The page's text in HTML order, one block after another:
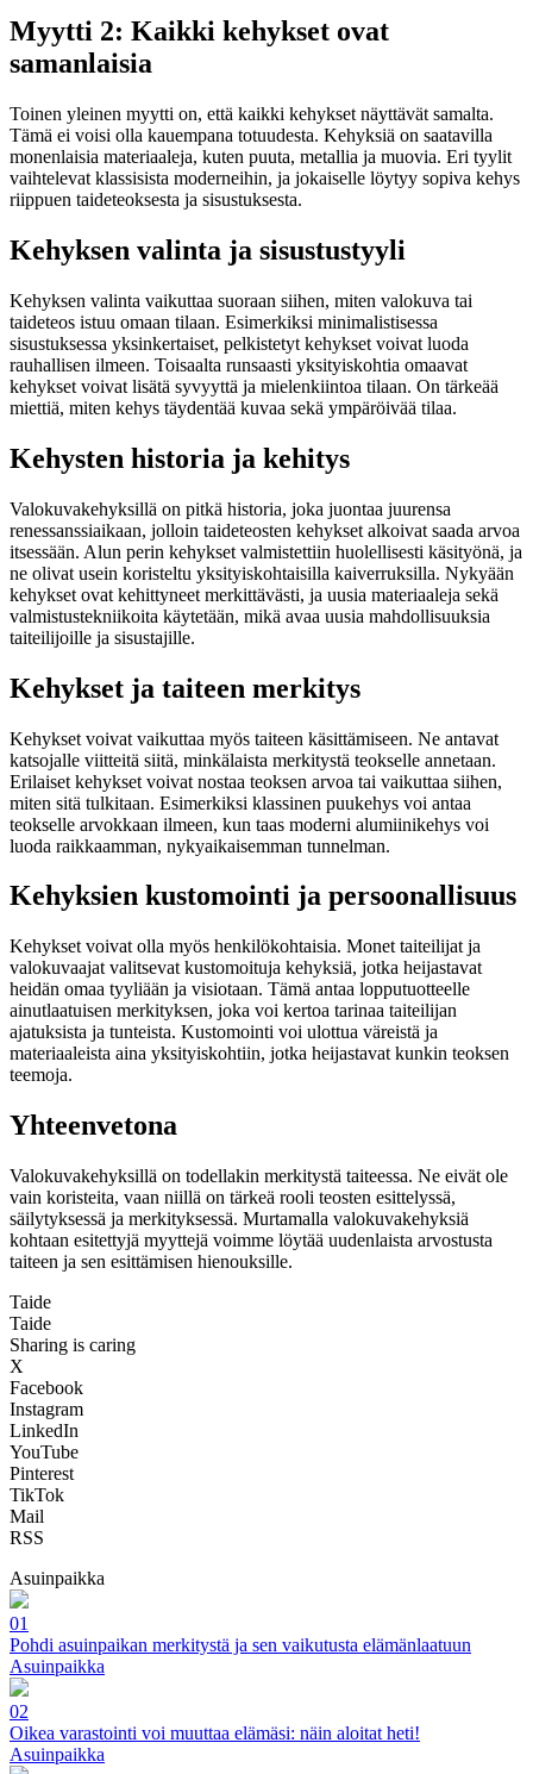
Myytti 2: Kaikki kehykset ovat
samanlaisia
Toinen yleinen myytti on, että kaikki kehykset näyttävät samalta.
Tämä ei voisi olla kauempana totuudesta. Kehyksiä on saatavilla
monenlaisia materiaaleja, kuten puuta, metallia ja muovia. Eri tyylit
vaihtelevat klassisista moderneihin, ja jokaiselle löytyy sopiva kehys
riippuen taideteoksesta ja sisustuksesta.
Kehyksen valinta ja sisustustyyli
Kehyksen valinta vaikuttaa suoraan siihen, miten valokuva tai
taideteos istuu omaan tilaan. Esimerkiksi minimalistisessa
sisustuksessa yksinkertaiset, pelkistetyt kehykset voivat luoda
rauhallisen ilmeen. Toisaalta runsaasti yksityiskohtia omaavat
kehykset voivat lisätä syvyyttä ja mielenkiintoa tilaan. On tärkeää
miettiä, miten kehys täydentää kuvaa sekä ympäröivää tilaa.
Kehysten historia ja kehitys
Valokuvakehyksillä on pitkä historia, joka juontaa juurensa
renessanssiaikaan, jolloin taideteosten kehykset alkoivat saada arvoa
itsessään. Alun perin kehykset valmistettiin huolellisesti käsityönä, ja
ne olivat usein koristeltu yksityiskohtaisilla kaiverruksilla. Nykyään
kehykset ovat kehittyneet merkittävästi, ja uusia materiaaleja sekä
valmistustekniikoita käytetään, mikä avaa uusia mahdollisuuksia
taiteilijoille ja sisustajille.
Kehykset ja taiteen merkitys
Kehykset voivat vaikuttaa myös taiteen käsittämiseen. Ne antavat
katsojalle viitteitä siitä, minkälaista merkitystä teokselle annetaan.
Erilaiset kehykset voivat nostaa teoksen arvoa tai vaikuttaa siihen,
miten sitä tulkitaan. Esimerkiksi klassinen puukehys voi antaa
teokselle arvokkaan ilmeen, kun taas moderni alumiinikehys voi
luoda raikkaamman, nykyaikaisemman tunnelman.
Kehyksien kustomointi ja persoonallisuus
Kehykset voivat olla myös henkilökohtaisia. Monet taiteilijat ja
valokuvaajat valitsevat kustomoituja kehyksiä, jotka heijastavat
heidän omaa tyyliään ja visiotaan. Tämä antaa lopputuotteelle
ainutlaatuisen merkityksen, joka voi kertoa tarinaa taiteilijan
ajatuksista ja tunteista. Kustomointi voi ulottua väreistä ja
materiaaleista aina yksityiskohtiin, jotka heijastavat kunkin teoksen
teemoja.
Yhteenvetona
Valokuvakehyksillä on todellakin merkitystä taiteessa. Ne eivät ole
vain koristeita, vaan niillä on tärkeä rooli teosten esittelyssä,
säilytyksessä ja merkityksessä. Murtamalla valokuvakehyksiä
kohtaan esitettyjä myyttejä voimme löytää uudenlaista arvostusta
taiteen ja sen esittämisen hienouksille.
Taide
Taide
Sharing is caring
X
Facebook
Instagram
LinkedIn
YouTube
Pinterest
TikTok
Mail
RSS
Asuinpaikka
01
Pohdi asuinpaikan merkitystä ja sen vaikutusta elämänlaatuun
Asuinpaikka
02
Oikea varastointi voi muuttaa elämäsi: näin aloitat heti!
Asuinpaikka